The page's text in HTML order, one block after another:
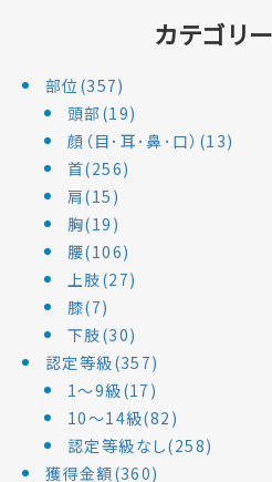
カテゴリ
部位(357)
頭部(19)
顔（目･耳･鼻･口）(13)
首(256)
肩(15)
胸(19)
腰(106)
上肢(27)
膝(7)
下肢(30)
認定等級(357)
1～9級(17)
10～14級(82)
認定等級なし(258)
獲得金額(360)